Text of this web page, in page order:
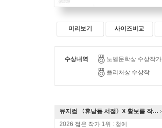
미리보기 사이즈비교
수상내역
노벨문학상 수상작가
퓰리처상 수상작
뮤지컬 〈휴남동 서점〉X 황보름 작가 북토크
2026 젊은 작가 1위 : 청예